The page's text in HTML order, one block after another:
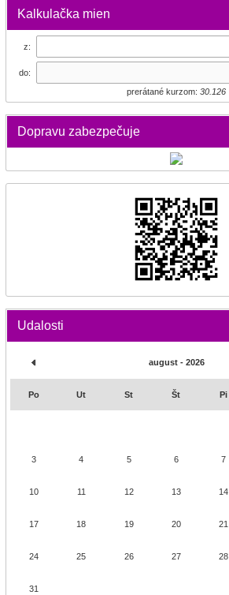
Kalkulačka mien
z:
do:
prerátané kurzom: 30.126
Dopravu zabezpečuje
Udalosti
august - 2026
Po Ut St Št Pi
3 4 5 6 7
10 11 12 13 14
17 18 19 20 21
24 25 26 27 28
31